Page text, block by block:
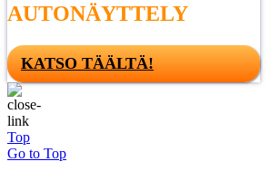
AUTONÄYTTELY
KATSO TÄÄLTÄ!
Top
Go to Top